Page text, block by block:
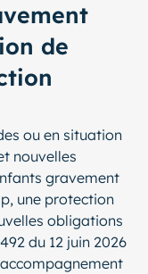
de
ou en situation
nouvelles
gravement
une protection
obligations
du 12 juin 2026